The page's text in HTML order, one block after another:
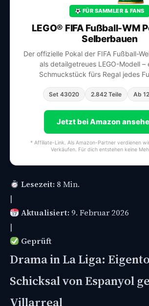
FÜR SAMMLER & FANS
LEGO® FIFA Fußball-WM
Selberbauen
Der offizielle Pokal der FIFA Fußball-
als detailgetreues LEGO-Modell –
Schmuckstück fürs Regal jedes
Set 43020 2.842 Teile Ab
Jetzt bei Amazon
* Affiliate-Link. Als Amazon-Partner verdienen
Verkäufen. Für dich entstehen keine
Lesezeit:8 Min.
|
Aktualisiert:9. Februar 2026
|
Geprüft
Drama in La Liga:
Schicksal von Espanyol
Villarreal